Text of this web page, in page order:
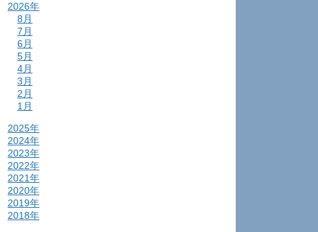
2026年
8月
7月
6月
5月
4月
3月
2月
1月
2025年
2024年
2023年
2022年
2021年
2020年
2019年
2018年